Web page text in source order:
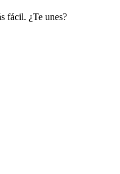
fácil. ¿Te unes?